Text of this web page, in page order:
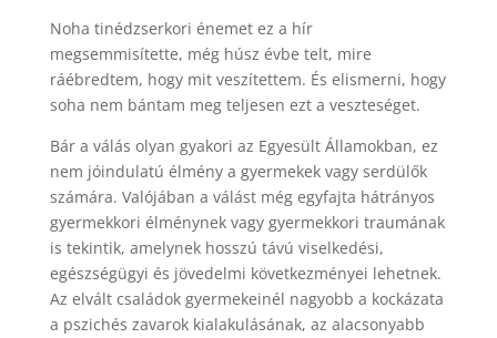
Noha tinédzserkori énemet ez a hír
megsemmisítette, még húsz évbe telt, mire
ráébredtem, hogy mit veszítettem. És elismerni, hogy
soha nem bántam meg teljesen ezt a veszteséget.
Bár a válás olyan gyakori az Egyesült Államokban, ez
nem jóindulatú élmény a gyermekek vagy serdülők
számára. Valójában a válást még egyfajta hátrányos
gyermekkori élménynek vagy gyermekkori traumának
is tekintik, amelynek hosszú távú viselkedési,
egészségügyi és jövedelmi következményei lehetnek.
Az elvált családok gyermekeinél nagyobb a kockázata
a pszichés zavarok kialakulásának, az alacsonyabb